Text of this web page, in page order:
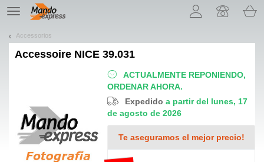
TE
navigation
Accessorios
Accessoire NICE 39.031
ACTUALMENTE REPONIENDO,
ORDENAR AHORA.
Expedidoa partir del lunes, 17
de agosto de 2026
Te aseguramos el mejor precio!
¡Permítenos presentarte nuestras cookies!